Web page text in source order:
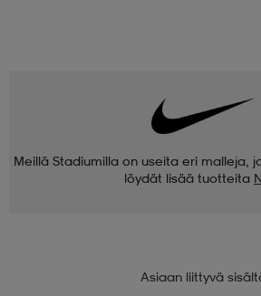
Meillä Stadiumilla on useita eri malleja,
löydät lisää tuotteita
Asiaan liittyvä